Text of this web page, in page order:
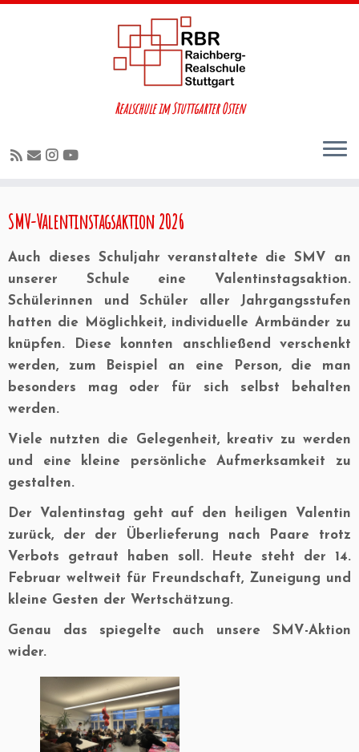
Realschule im Stuttgarter Osten
SMV-Valentinstagsaktion 2026
Auch dieses Schuljahr veranstaltete die SMV an
unserer Schule eine Valentinstagsaktion.
Schülerinnen und Schüler aller Jahrgangsstufen
hatten die Möglichkeit, individuelle Armbänder zu
knüpfen. Diese konnten anschließend verschenkt
werden, zum Beispiel an eine Person, die man
besonders mag oder für sich selbst behalten
werden.
Viele nutzten die Gelegenheit, kreativ zu werden
und eine kleine persönliche Aufmerksamkeit zu
gestalten.
Der Valentinstag geht auf den heiligen Valentin
zurück, der der Überlieferung nach Paare trotz
Verbots getraut haben soll. Heute steht der 14.
Februar weltweit für Freundschaft, Zuneigung und
kleine Gesten der Wertschätzung.
Genau das spiegelte auch unsere SMV-Aktion
wider.